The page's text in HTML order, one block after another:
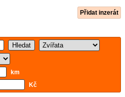
Přidat inzerát
km
Kč